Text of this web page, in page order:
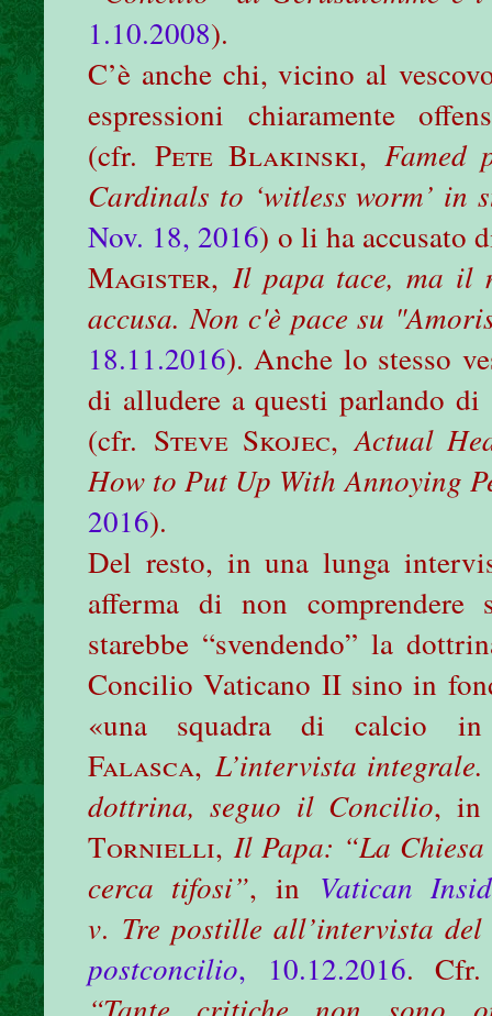
1.10.2008).
C’è anche chi, vicino al
espressioni chiaramente
(cfr. Pete Blakinski, Famed
Cardinals to ‘witless worm’ in
Nov. 18, 2016) o li ha accusato
Magister, Il papa tace, ma il
accusa. Non c'è pace su
18.11.2016). Anche lo stesso
di alludere a questi parlando di
(cfr. Steve Skojec,Actual
How to Put Up With Annoying
2016).
Del resto, in una lunga
afferma di non
starebbe “svendendo” la
Concilio Vaticano II sino in
«una squadra di calcio
Falasca, L’intervista
dottrina, seguo il Concilio,
Tornielli, Il Papa: “La
cerca tifosi”, in Vatican
v. Tre postille all’intervista del
postconcilio, 10.12.2016.